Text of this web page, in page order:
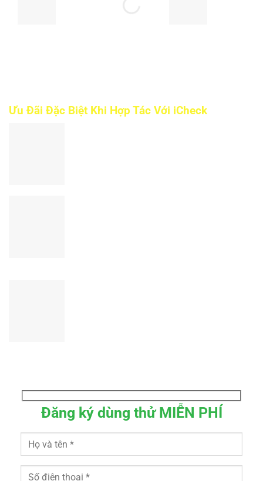
Ưu Đãi Đặc Biệt Khi Hợp Tác Với iCheck
Đăng ký dùng thử MIỄN PHÍ